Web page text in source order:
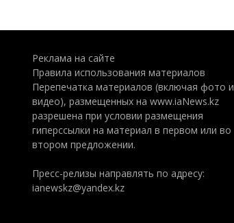
Реклама на сайте
Правила использования материалов
Перепечатка материалов (включая фото и
видео), размещенных на www.iaNews.kz
разрешена при условии размещения
гиперссылки на материал в первом или во
втором предложении.
Пресс-релизы направлять по адресу:
ianewskz@yandex.kz